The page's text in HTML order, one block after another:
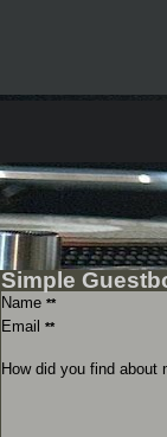
Simple
Name **
Email **
How did you find about